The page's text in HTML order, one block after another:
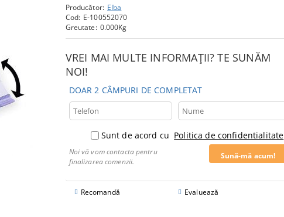
Producător: Elba
Cod: E-100552070
Greutate: 0.000Kg
VREI MAI MULTE INFORMAȚII? TE SUNĂM
NOI!
DOAR 2 CÂMPURI DE COMPLETAT
Sunt de acord cu Politica de confidentialitate
Noi vă vom contacta pentru
finalizarea comenzii.
Recomandă Evaluează